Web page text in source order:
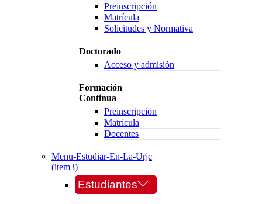
Preinscripción
Matrícula
Solicitudes y Normativa
Doctorado
Acceso y admisión
Formación
Continua
Preinscripción
Matrícula
Docentes
Menu-Estudiar-En-La-Urjc
(item3)
Estudiantes